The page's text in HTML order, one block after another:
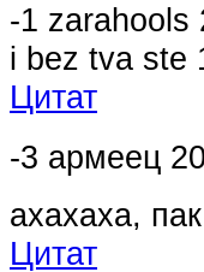
-1 zarahools
i bez tva ste
Цитат
-3 армеец
ахахаха,
Цитат